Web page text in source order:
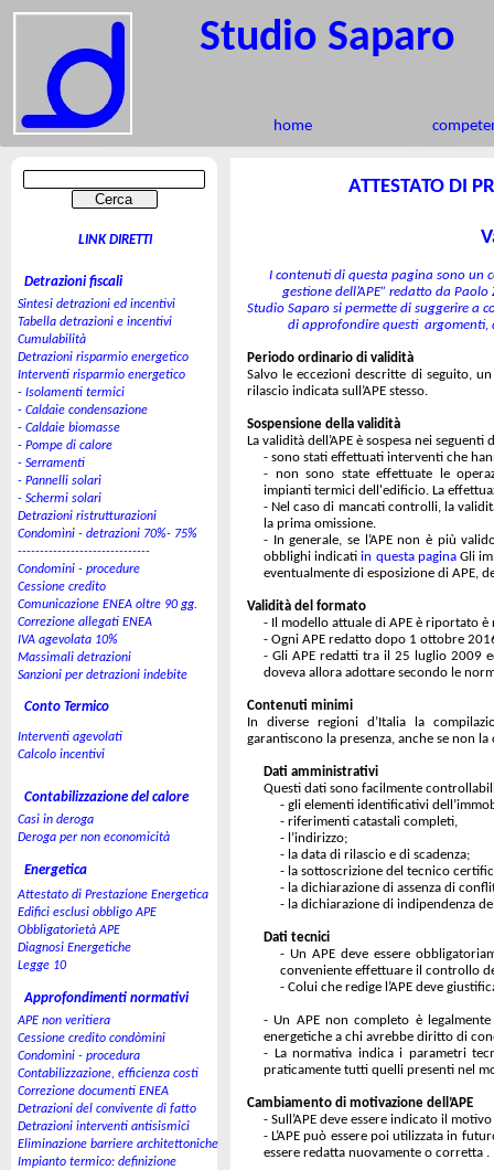
Interventi agevolati
Calcolo incentivi
Studio Saparo
LINK DIRETTI
Detrazioni fiscali
Conto Termico
Energetica
Approfondimenti normativi
Sintesi detrazioni ed incentivi
Tabella detrazioni e incentivi
Cumulabilità
Detrazioni risparmio energetico
Interventi risparmio energetico
- Isolamenti termici
- Caldaie condensazione
- Caldaie biomasse
- Pompe di calore
- Serramenti
- Pannelli solari
- Schermi solari
Detrazioni ristrutturazioni
Condomìni - detrazioni 70%- 75%
------------------------------
Condomini - procedure
Cessione credito
Comunicazione ENEA oltre 90 gg.
Correzione allegati ENEA
IVA agevolata 10%
Massimali detrazioni
Sanzioni per detrazioni indebite
Attestato di Prestazione Energetica
Edifici esclusi obbligo APE
Obbligatorietà APE
Diagnosi Energetiche
Legge 10
APE non veritiera
Cessione credito condòmini
Condomìni - procedura
Contabilizzazione, efficienza costi
Correzione documenti ENEA
Detrazioni del convivente di fatto
Detrazioni interventi antisismici
Eliminazione barriere architettoniche
Impianto termico: definizione
home
Contabilizzazione del calore
Casi in deroga
Deroga per non economicità
ATTESTATO DI
I contenuti di questa pagina sono un
gestione dell’APE” redatto da
Studio Saparo si permette di suggerire a
di approfondire questi argomenti,
Periodo ordinario di validità
Salvo le eccezioni descritte di seguito,
rilascio indicata sull’APE stesso.
Sospensione della validità
La validità dell’APE è sospesa nei seguenti
- sono stati effettuati interventi che
- non sono state effettuate le
impianti termici dell'edificio. La
- Nel caso di mancati controlli, la
la prima omissione.
- In generale, se l’APE non è più
obblighi indicatiin questa paginaGli
eventualmente di esposizione di APE,
Validità del formato
- Il modello attuale di APE è riportato
- Ogni APE redatto dopo 1 ottobre
- Gli APE redatti tra il 25 luglio 2009
doveva allora adottare secondo le
Contenuti minimi
In diverse regioni d’Italia la
garantiscono la presenza, anche se non la
Dati amministrativi
Questi dati sono facilmente
- gli elementi identificativi
- riferimenti catastali completi,
- l’indirizzo;
- la data di rilascio e di scadenza;
- la sottoscrizione del tecnico
- la dichiarazione di assenza di
- la dichiarazione di indipendenza
Dati tecnici
- Un APE deve essere
conveniente effettuare il controllo
- Colui che redige l’APE deve
- Un APE non completo è
energetiche a chi avrebbe diritto di
- La normativa indica i parametri
praticamente tutti quelli presenti nel
Cambiamento di motivazione dell’APE
- Sull’APE deve essere indicato il
- L’APE può essere poi utilizzata in
essere redatta nuovamente o corretta .